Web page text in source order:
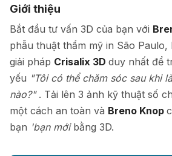
Giới thiệu
Bắt đầu tư vấn 3D của bạn với
phẫu thuật thẩm mỹ in São Paulo,
giải pháp Crisalix 3D duy nhất để
yếu "Tôi có thể chăm sóc sau khi
nào?" . Tải lên 3 ảnh kỹ thuật số
một cách an toàn và Breno Knop
bạn 'bạn mới bằng 3D.